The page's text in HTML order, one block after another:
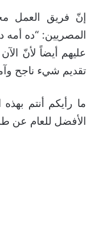
إنّ فريق العمل
المصريين: “ده أمه
عليهم أيضاً لأنّ
تقديم شيء ناجح
ما رأيكم أنتم
الأفضل للعام عن